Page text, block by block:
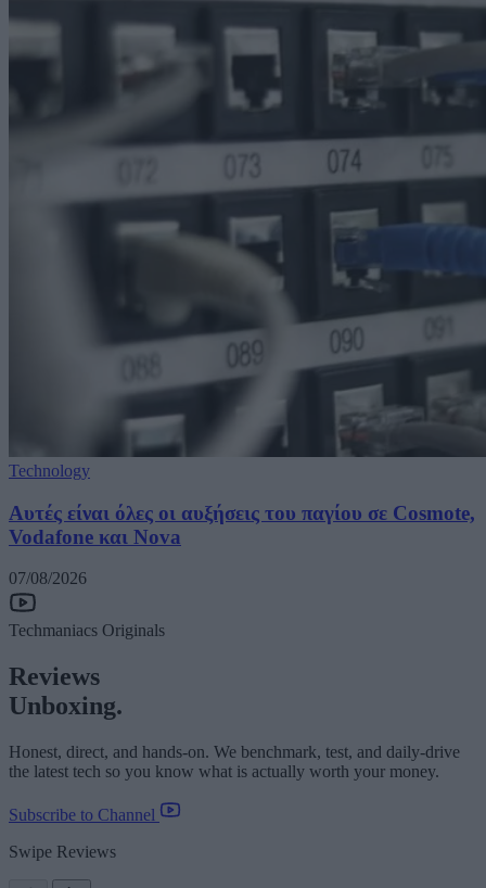
Technology
Αυτές είναι όλες οι αυξήσεις του παγίου σε Cosmote,
Vodafone και Nova
07/08/2026
Techmaniacs Originals
Reviews
Unboxing.
Honest, direct, and hands-on. We benchmark, test, and daily-drive
the latest tech so you know what is actually worth your money.
Subscribe to Channel
Swipe Reviews